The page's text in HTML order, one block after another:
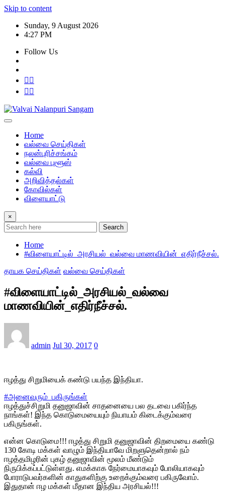
Skip to content
Sunday, 9 August 2026
4:27 PM
Follow Us
Home
வல்வை செய்திகள்
நலன்புரிச்சங்கம்
வல்வை புளூஸ்
கல்வி
அறிவித்தல்கள்
கோவில்கள்
விளையாட்டு
×
Search
Home
#விளையாட்டில்_அரசியல்_வல்வை மாணவியின்_எதிர்நீச்சல்.
தாயக செய்திகள் வல்வை செய்திகள்
#விளையாட்டில்_அரசியல்_வல்வை
மாணவியின்_எதிர்நீச்சல்.
admin Jul 30, 2017 0
ஈழத்து சிறுமியைக் கண்டு பயந்த இந்தியா.
#அனைவரும்_பகிருங்கள்
ஈழத்துச்சிறுமி தனுஜாவின் சாதனையை பல தடவை பகிர்ந்த
நாங்கள்! இந்த கொடுமையையும் நியாயம் கிடைக்கும்வரை
பகிருங்கள்.
என்ன கொடுமை!!! ஈழத்து சிறுமி தனுஜாவின் திறமையை கண்டு
130 கோடி மக்கள் வாழும் இந்தியாவே மிறளுதென்றால் நம்
ஈழத்தமிழரின் புகழ் தனுஜாவின் மூலம் மீண்டும்
நிருபிக்கப்பட்டுள்ளது. எமக்காக நேர்மையாகவும் போலியாகவும்
போராடுபவர்களின் காதுகளிற்கு உறைக்கும்வரை பகிருவோம்.
இதுதான் ஈழ மக்கள் மீதான இந்திய அரசியல்!!!